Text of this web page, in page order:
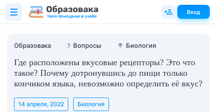
Образовака ❓ Вопросы 🌳 Биология
Где расположены вкусовые рецепторы? Это что
такое? Почему дотронувшись до пищи только
кончиком языка, невозможно определить её вкус?
14 апреля, 2022 Биология
Вход